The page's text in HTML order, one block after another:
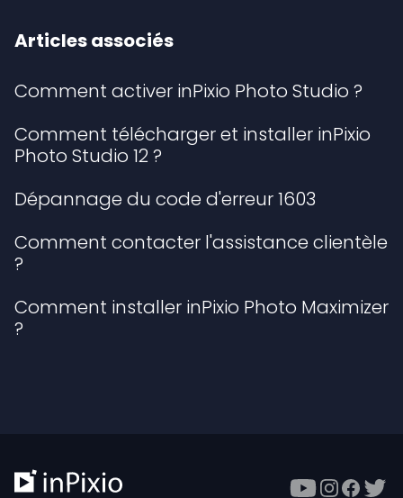
Articles associés
Comment activer inPixio Photo Studio ?
Comment télécharger et installer inPixio
Photo Studio 12 ?
Dépannage du code d'erreur 1603
Comment contacter l'assistance clientèle
?
Comment installer inPixio Photo Maximizer
?